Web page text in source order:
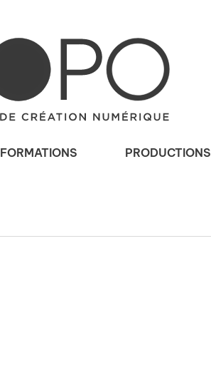
FORMATIONS PRODUCTIONS